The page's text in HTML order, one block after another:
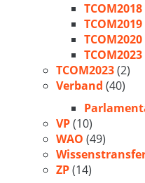
TCOM2018
TCOM2019
TCOM2020
TCOM2023
TCOM2023(2)
Verband (40)
VP(10)
WAO (49)
ZP(14)